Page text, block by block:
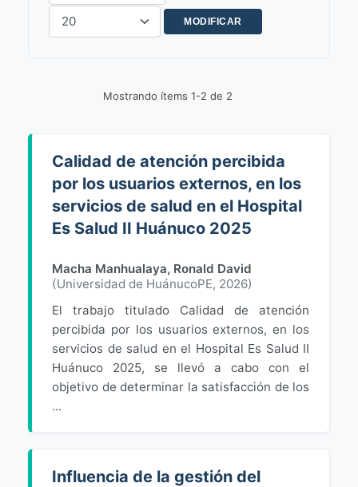
Mostrando ítems 1-2 de 2
Calidad de atención percibida
por los usuarios externos, en los
servicios de salud en el Hospital
Es Salud II Huánuco 2025
Macha Manhualaya, Ronald David
(Universidad de HuánucoPE, 2026)
El trabajo titulado Calidad de atención
percibida por los usuarios externos, en los
servicios de salud en el Hospital Es Salud II
Huánuco 2025, se llevó a cabo con el
objetivo de determinar la satisfacción de los
...
Influencia de la gestión del